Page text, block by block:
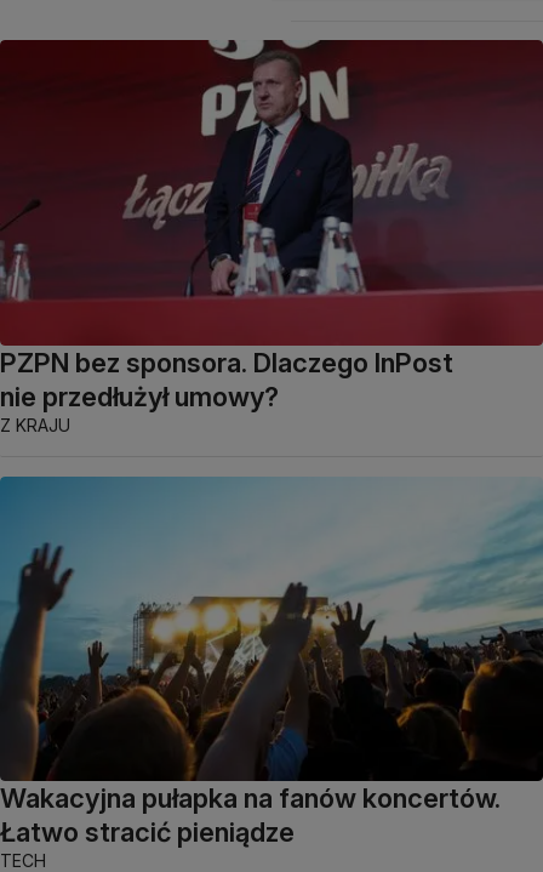
PZPN bez sponsora. Dlaczego InPost
nie przedłużył umowy?
Z KRAJU
Wakacyjna pułapka na fanów koncertów.
Łatwo stracić pieniądze
TECH